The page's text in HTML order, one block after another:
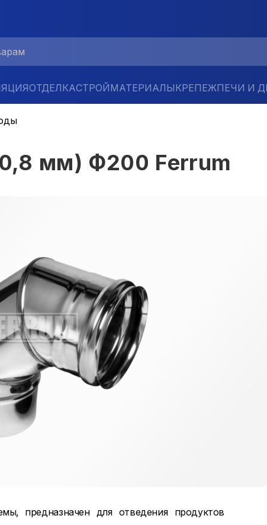
ОТДЕЛКАСТРОЙМАТЕРИАЛЫКРЕПЕЖПЕЧИ И
мм) Ф200 Ferrum
предназначен для отведения продуктов